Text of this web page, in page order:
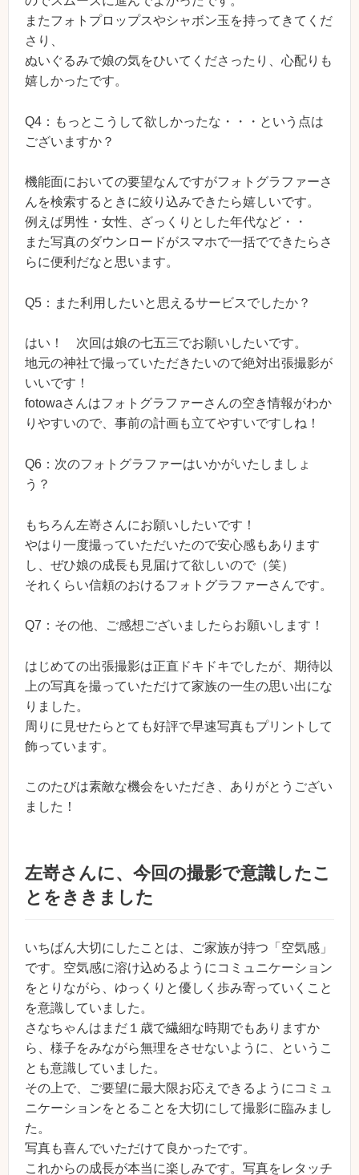
またフォトプロップスやシャボン玉を持ってきてくだ
さり、
ぬいぐるみで娘の気をひいてくださったり、心配りも
嬉しかったです。
Q4：もっとこうして欲しかったな・・・という点は
ございますか？
機能面においての要望なんですがフォトグラファーさ
んを検索するときに絞り込みできたら嬉しいです。
例えば男性・女性、ざっくりとした年代など・・
また写真のダウンロードがスマホで一括でできたらさ
らに便利だなと思います。
Q5：また利用したいと思えるサービスでしたか？
はい！ 次回は娘の七五三でお願いしたいです。
地元の神社で撮っていただきたいので絶対出張撮影が
いいです！
fotowaさんはフォトグラファーさんの空き情報がわか
りやすいので、事前の計画も立てやすいですしね！
Q6：次のフォトグラファーはいかがいたしましょ
う？
もちろん左嵜さんにお願いしたいです！
やはり一度撮っていただいたので安心感もあります
し、ぜひ娘の成長も見届けて欲しいので（笑）
それくらい信頼のおけるフォトグラファーさんです。
Q7：その他、ご感想ございましたらお願いします！
はじめての出張撮影は正直ドキドキでしたが、期待以
上の写真を撮っていただけて家族の一生の思い出にな
りました。
周りに見せたらとても好評で早速写真もプリントして
飾っています。
このたびは素敵な機会をいただき、ありがとうござい
ました！
左嵜さんに、今回の撮影で意識したこ
とをききました
いちばん大切にしたことは、ご家族が持つ「空気感」
です。空気感に溶け込めるようにコミュニケーション
をとりながら、ゆっくりと優しく歩み寄っていくこと
を意識していました。
さなちゃんはまだ１歳で繊細な時期でもありますか
ら、様子をみながら無理をさせないように、というこ
とも意識していました。
その上で、ご要望に最大限お応えできるようにコミュ
ニケーションをとることを大切にして撮影に臨みまし
た。
写真も喜んでいただけて良かったです。
これからの成長が本当に楽しみです。写真をレタッチ